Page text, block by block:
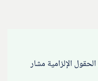
الحقول الإلزامية مشار